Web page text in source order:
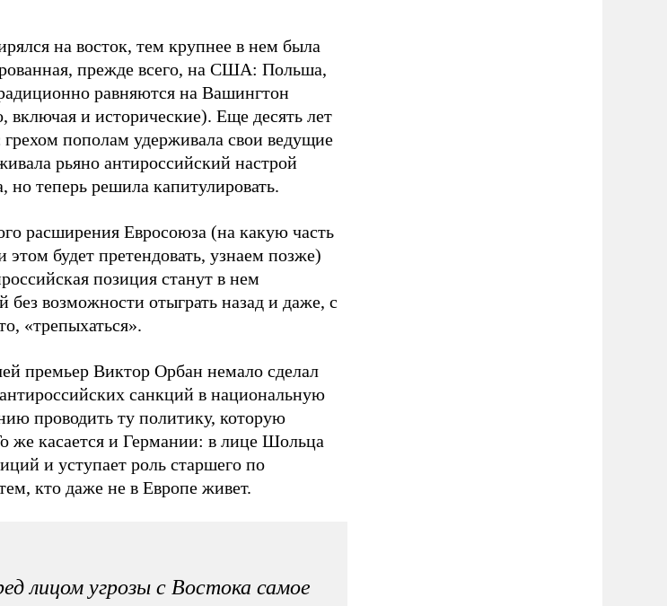
на восток, тем крупнее в нем была
прежде всего, на США: Польша,
равняются на Вашингтон
включая и исторические). Еще десять лет
грехом пополам удерживала свои ведущие
рьяно антироссийский настрой
но теперь решила капитулировать.
расширения Евросоюза (на какую часть
этом будет претендовать, узнаем позже)
позиция станут в нем
без возможности отыграть назад и даже, с
«трепыхаться».
премьер Виктор Орбан немало сделал
санкций в национальную
проводить ту политику, которую
же касается и Германии: в лице Шольца
и уступает роль старшего по
кто даже не в Европе живет.
лицом угрозы с Востока самое